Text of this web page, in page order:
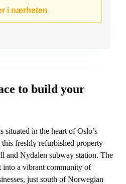
i nærheten
to build your
situated in the heart of Oslo’s
freshly refurbished property
and Nydalen subway station. The
a vibrant community of
just south of Norwegian